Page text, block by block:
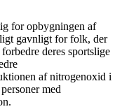
for opbygningen af
gavnligt for folk, der
deres sportslige
af nitrogenoxid i
med